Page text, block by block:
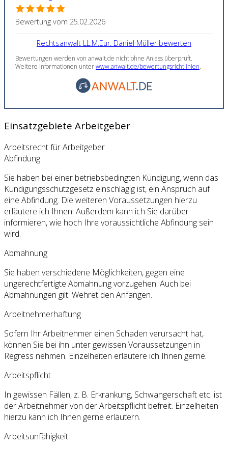
Bewertung vom 25.02.2026
Rechtsanwalt LL.M.Eur. Daniel Müller bewerten
Bewertungen werden von anwalt.de nicht ohne Anlass überprüft.
Weitere Informationen unterwww.anwalt.de/bewertungsrichtlinien.
Einsatzgebiete Arbeitgeber
Arbeitsrecht für Arbeitgeber
Abfindung
Sie haben bei einer betriebsbedingten Kündigung, wenn das
Kündigungsschutzgesetz einschlägig ist, ein Anspruch auf
eine Abfindung. Die weiteren Voraussetzungen hierzu
erläutere ich Ihnen. Außerdem kann ich Sie darüber
informieren, wie hoch Ihre voraussichtliche Abfindung sein
wird.
Abmahnung
Sie haben verschiedene Möglichkeiten, gegen eine
ungerechtfertigte Abmahnung vorzugehen. Auch bei
Abmahnungen gilt: Wehret den Anfängen.
Arbeitnehmerhaftung
Sofern Ihr Arbeitnehmer einen Schaden verursacht hat,
können Sie bei ihn unter gewissen Voraussetzungen in
Regress nehmen. Einzelheiten erläutere ich Ihnen gerne.
Arbeitspflicht
In gewissen Fällen, z. B. Erkrankung, Schwangerschaft etc. ist
der Arbeitnehmer von der Arbeitspflicht befreit. Einzelheiten
hierzu kann ich Ihnen gerne erläutern.
Arbeitsunfähigkeit